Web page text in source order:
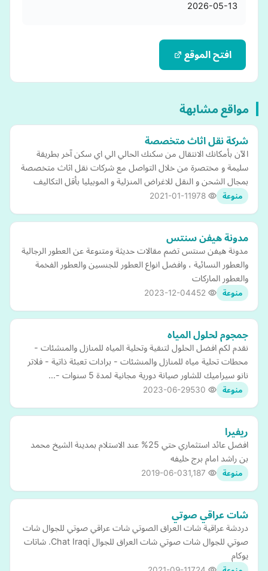
2026-05-13
افتح الموقع
مواقع مشابهة
شركة نقل اثاث متخصصة
الآن بأمكانك الانتقال من سكنك الحالي الي اي سكن آخر بطريقة
سليمة و مختصرة من خلال التواصل مع شركات نقل اثاث متخصصة
بمجال الشحن و النقل للاغراض المنزلية و الموبيليا بأقل التكاليف
منوعة 2021-01-11
مدونة هيفن سنتس
مدونة هيفن سنتس تضم مقالات حديثة ومتنوعة عن العطور الرجالية
والعطور النسائية ، وافضل انواع العطور للجنسين والعطور الفخمة
والعطور الماركات
منوعة 2023-12-04
جمجوم لحلول المياه
نقدم لكم افضل الحلول لتنقية وتحلية المياه للمنازل والمنشئات -
محطات تحلية مياه للمنازل والمنشئات - برادات تعبئة ذاتية - فلاتر
نانو سيراميك للشاور صيانة دورية مجانية لمدة 5 سنوات -…
منوعة 2023-06-29
ريفيرا
افضل عائد استثماري حتي 25% عند الاستلام بمدينة الشيخ محمد
بن راشد امام برج خليفه
منوعة 2019-06-03
شات عراقي صوتي
دردشة عراقية شات العراق الصوتي شات عراقي صوتي للجوال شات
صوتي للجوال شات صوتي شات العراق للجوال Chat Iraqi. شاتات
يوكام